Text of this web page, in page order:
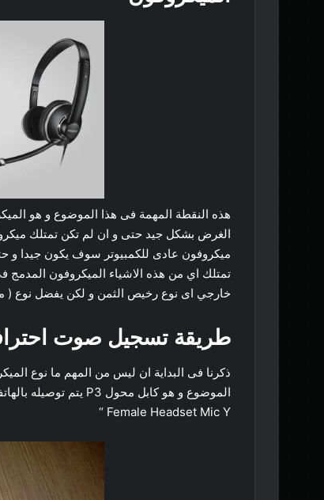
هذه النقطة المهمة فى هذا الموضوع و هو
الغرض بشكل جيد حتى و ان لم تكن تمتلك
ميكروفون عادى للكمبيوتر سوف يكون جيدا و
تمتلك اي من هذه الاشياء الميكروفون
خارجي اى نوع رخيص الثمن و لكن يفضل نوع (
طريقة تسجيل صوت
ذكرنا فى البداية ان ليس من المهم ما نوع
Female Headset Mic Y “